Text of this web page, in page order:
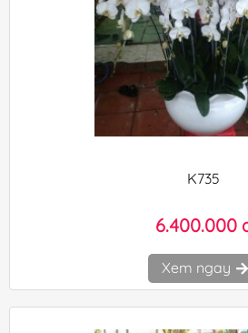
K735
6.400.000
Xem ngay